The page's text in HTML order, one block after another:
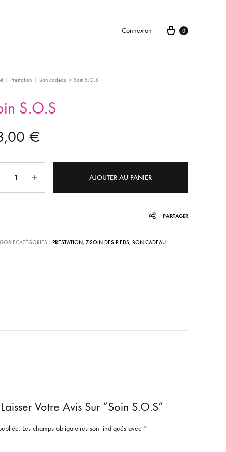
Connexion 0
Prestation Bon cadeau Soin S.O.S
S.O.S
€
AJOUTER AU PANIER
PARTAGER
PRESTATION, 7-SOIN DES PIEDS, BON CADEAU
Votre Avis Sur “Soin S.O.S”
Les champs obligatoires sont indiqués avec *